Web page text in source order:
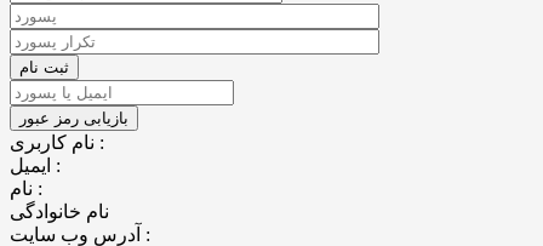
نام کاربری :
ایمیل :
نام :
نام خانوادگی
آدرس وب سایت :